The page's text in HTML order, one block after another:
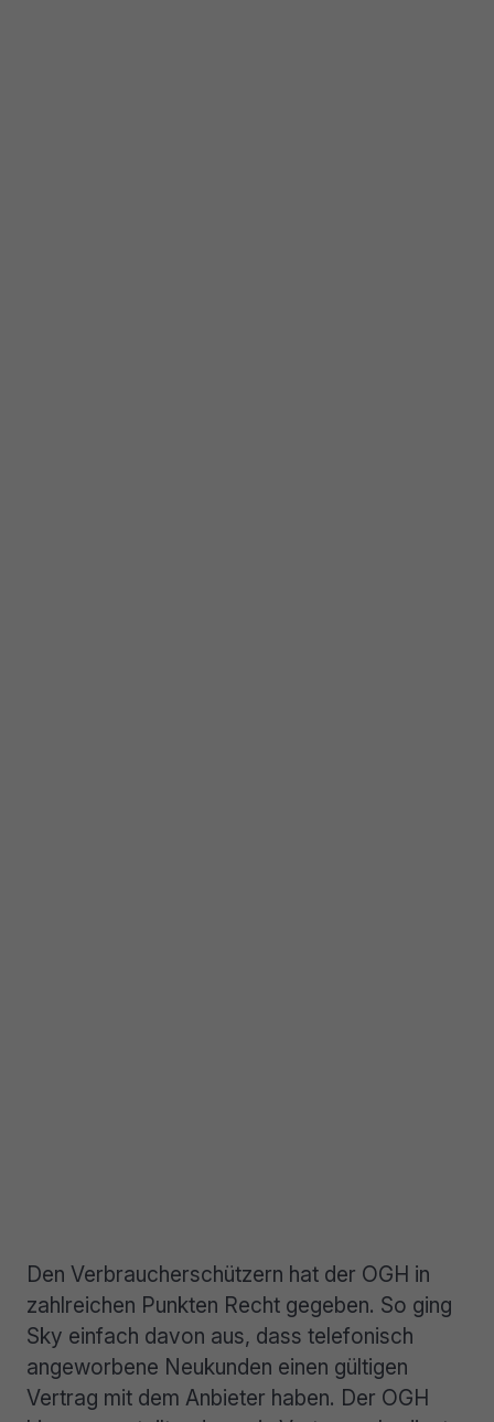
Den Verbraucherschützern hat der OGH in
zahlreichen Punkten Recht gegeben. So ging
Sky einfach davon aus, dass telefonisch
angeworbene Neukunden einen gültigen
Vertrag mit dem Anbieter haben. Der OGH